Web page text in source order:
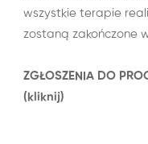
wszystkie terapie
zostaną zakończone
ZGŁOSZENIA DO
(kliknij)